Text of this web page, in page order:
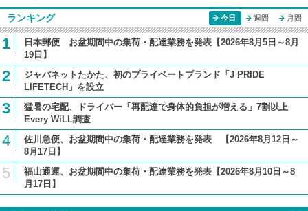
ランキング 今日 週間 月間
1
日本郵便 お盆期間中の集荷・配達業務を発表【2026年8月5日～8月
19日】
2
ジャパネットたかた、初のプライベートブランド「J PRIDE
LIFETECH」を設立
3
猛暑の宅配、ドライバー「再配達で身体的負担が増える」7割以上
Every WiLL調査
4
佐川急便、お盆期間中の集荷・配達業務を発表 【2026年8月12日～
8月17日】
5
福山通運、お盆期間中の集荷・配達業務を発表【2026年8月10日～8
月17日】